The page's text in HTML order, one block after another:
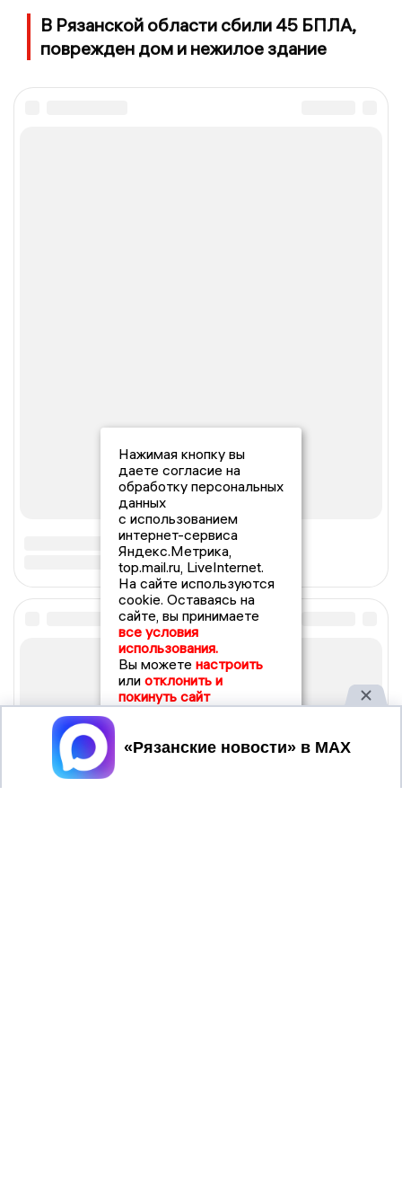
В Рязанской области сбили 45 БПЛА,
поврежден дом и нежилое здание
Нажимая кнопку вы
даете согласие на
обработку персональных
данных
с использованием
интернет-сервиса
Яндекс.Метрика,
top.mail.ru, LiveInternet.
На сайте используются
cookie. Оставаясь на
сайте, вы принимаете
все условия
использования.
Вы можете настроить
или отклонить и
покинуть сайт
Принять